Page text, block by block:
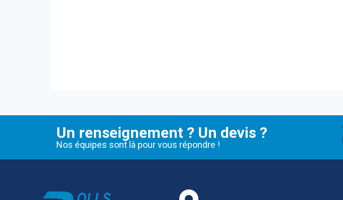
Un renseignement ? Un devis ?
Nos équipes sont là pour vous répondre !